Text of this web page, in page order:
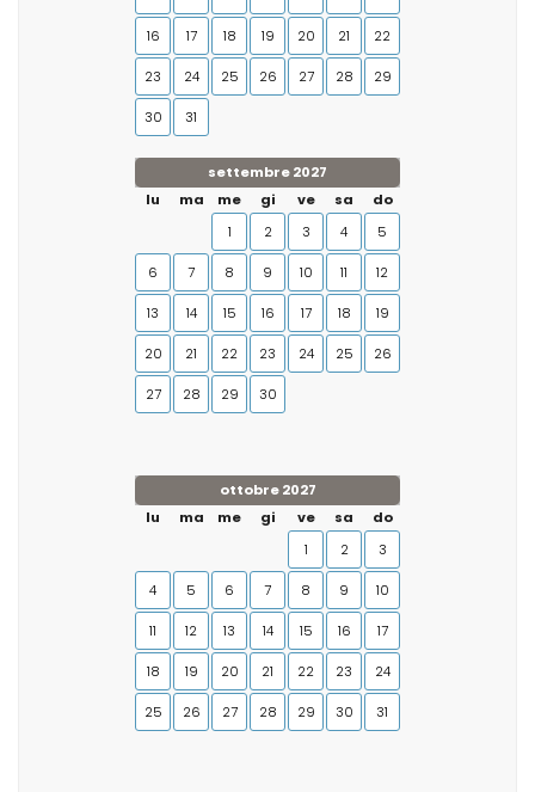
16 17 18 19 20 21 22
23 24 25 26 27 28 29
30 31
settembre 2027
lu
ma me gi ve sa
do
1
2 3 4 5
6 7 8 9 10 11 12
13 14 15 16 17 18 19
20 21 22 23 24 25 26
27 28 29 30
ottobre 2027
lu
ma me gi ve sa
do
1
2 3
4 5 6 7 8 9 10
11 12 13 14 15 16 17
18 19 20 21 22 23 24
25 26 27 28 29 30 31